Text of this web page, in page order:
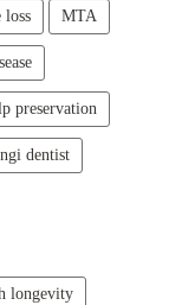
loss MTA
preservation
dentist
longevity